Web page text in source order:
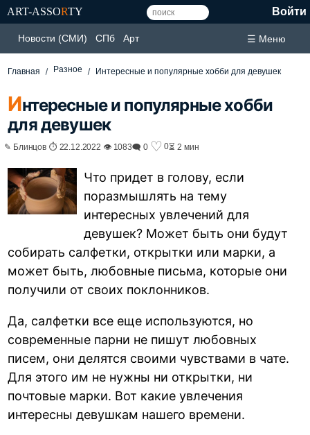
ART-ASSORTY Войти
Новости (СМИ) СПб Арт ☰ Меню
Главная Разное Интересные и популярные хобби для девушек
Интересные и популярные хобби
для девушек
✎ Блинцов ⏱ 22.12.2022 👁 1083🗨 0 ♡ 0⏳ 2 мин
Что придет в голову, если
поразмышлять на тему
интересных увлечений для
девушек? Может быть они будут
собирать салфетки, открытки или марки, а
может быть, любовные письма, которые они
получили от своих поклонников.
Да, салфетки все еще используются, но
современные парни не пишут любовных
писем, они делятся своими чувствами в чате.
Для этого им не нужны ни открытки, ни
почтовые марки. Вот какие увлечения
интересны девушкам нашего времени.